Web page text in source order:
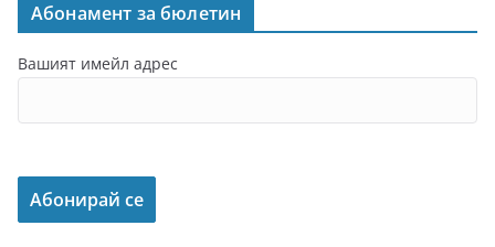
Абонамент за бюлетин
Вашият имейл адрес